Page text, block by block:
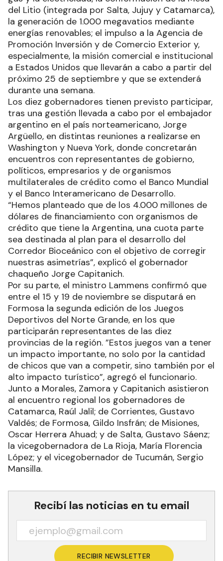
del Litio (integrada por Salta, Jujuy y Catamarca),
la generación de 1.000 megavatios mediante
energías renovables; el impulso a la Agencia de
Promoción Inversión y de Comercio Exterior y,
especialmente, la misión comercial e institucional
a Estados Unidos que llevarán a cabo a partir del
próximo 25 de septiembre y que se extenderá
durante una semana.
Los diez gobernadores tienen previsto participar,
tras una gestión llevada a cabo por el embajador
argentino en el país norteamericano, Jorge
Argüello, en distintas reuniones a realizarse en
Washington y Nueva York, donde concretarán
encuentros con representantes de gobierno,
políticos, empresarios y de organismos
multilaterales de crédito como el Banco Mundial
y el Banco Interamericano de Desarrollo.
“Hemos planteado que de los 4.000 millones de
dólares de financiamiento con organismos de
crédito que tiene la Argentina, una cuota parte
sea destinada al plan para el desarrollo del
Corredor Bioceánico con el objetivo de corregir
nuestras asimetrías”, explicó el gobernador
chaqueño Jorge Capitanich.
Por su parte, el ministro Lammens confirmó que
entre el 15 y 19 de noviembre se disputará en
Formosa la segunda edición de los Juegos
Deportivos del Norte Grande, en los que
participarán representantes de las diez
provincias de la región. ”Estos juegos van a tener
un impacto importante, no solo por la cantidad
de chicos que van a competir, sino también por el
alto impacto turístico”, agregó el funcionario.
Junto a Morales, Zamora y Capitanich asistieron
al encuentro regional los gobernadores de
Catamarca, Raúl Jalil; de Corrientes, Gustavo
Valdés; de Formosa, Gildo Insfrán; de Misiones,
Oscar Herrera Ahuad; y de Salta, Gustavo Sáenz;
la vicegobernadora de La Rioja, María Florencia
López; y el vicegobernador de Tucumán, Sergio
Mansilla.
Recibí las noticias en tu email
RECIBIR NEWSLETTER